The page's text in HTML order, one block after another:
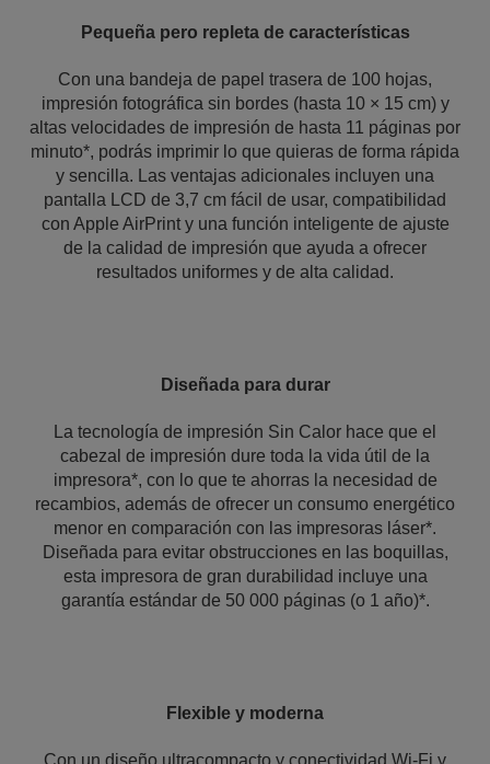
Pequeña pero repleta de características
Con una bandeja de papel trasera de 100 hojas,
impresión fotográfica sin bordes (hasta 10 × 15 cm) y
altas velocidades de impresión de hasta 11 páginas por
minuto*, podrás imprimir lo que quieras de forma rápida
y sencilla. Las ventajas adicionales incluyen una
pantalla LCD de 3,7 cm fácil de usar, compatibilidad
con Apple AirPrint y una función inteligente de ajuste
de la calidad de impresión que ayuda a ofrecer
resultados uniformes y de alta calidad.
Diseñada para durar
La tecnología de impresión Sin Calor hace que el
cabezal de impresión dure toda la vida útil de la
impresora*, con lo que te ahorras la necesidad de
recambios, además de ofrecer un consumo energético
menor en comparación con las impresoras láser*.
Diseñada para evitar obstrucciones en las boquillas,
esta impresora de gran durabilidad incluye una
garantía estándar de 50 000 páginas (o 1 año)*.
Flexible y moderna
Con un diseño ultracompacto y conectividad Wi-Fi y